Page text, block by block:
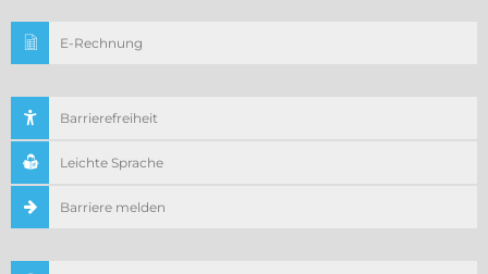
E-Rechnung
Barrierefreiheit
Leichte Sprache
Barriere melden